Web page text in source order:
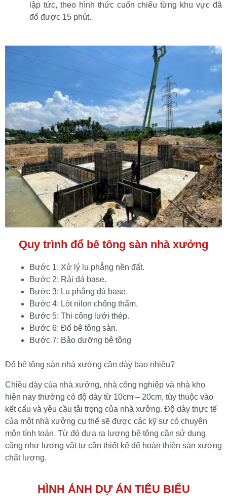
lập tức, theo hình thức cuốn chiếu từng khu vực đã
đổ được 15 phút.
Quy trình đổ bê tông sàn nhà xưởng
Bước 1: Xử lý lu phẳng nền đất.
Bước 2: Rải đá base.
Bước 3: Lu phẳng đá base.
Bước 4: Lót nilon chống thấm.
Bước 5: Thi công lưới thép.
Bước 6: Đổ bê tông sàn.
Bước 7: Bảo dưỡng bê tông
Đổ bê tông sàn nhà xưởng cần dày bao nhiêu?
Chiều dày của nhà xưởng, nhà công nghiệp và nhà kho
hiện nay thường có độ dày từ 10cm – 20cm, tùy thuộc vào
kết cấu và yêu cầu tải trọng của nhà xưởng. Độ dày thực tế
của một nhà xưởng cụ thể sẽ được các kỹ sư có chuyên
môn tính toán. Từ đó đưa ra lượng bê tông cần sử dụng
cũng như lượng vật tư cần thiết kế để hoàn thiện sàn xưởng
chất lượng.
HÌNH ẢNH DỰ ÁN TIÊU BIỂU